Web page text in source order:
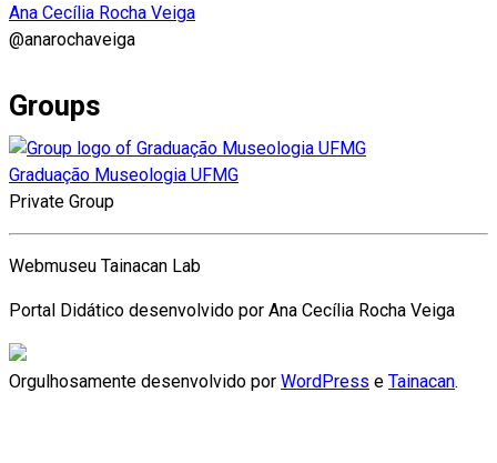
Ana Cecília Rocha Veiga
@anarochaveiga
Groups
Graduação Museologia UFMG
Private Group
Webmuseu Tainacan Lab
Portal Didático desenvolvido por Ana Cecília Rocha Veiga
Orgulhosamente desenvolvido por WordPress e Tainacan.